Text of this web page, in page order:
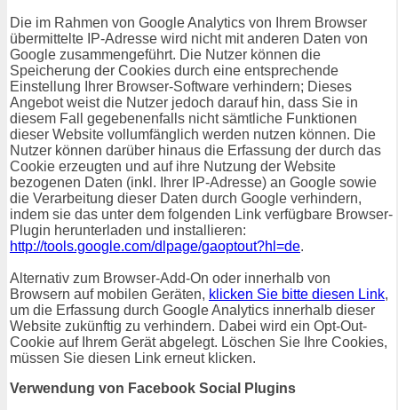
Die im Rahmen von Google Analytics von Ihrem Browser
übermittelte IP-Adresse wird nicht mit anderen Daten von
Google zusammengeführt. Die Nutzer können die
Speicherung der Cookies durch eine entsprechende
Einstellung Ihrer Browser-Software verhindern; Dieses
Angebot weist die Nutzer jedoch darauf hin, dass Sie in
diesem Fall gegebenenfalls nicht sämtliche Funktionen
dieser Website vollumfänglich werden nutzen können. Die
Nutzer können darüber hinaus die Erfassung der durch das
Cookie erzeugten und auf ihre Nutzung der Website
bezogenen Daten (inkl. Ihrer IP-Adresse) an Google sowie
die Verarbeitung dieser Daten durch Google verhindern,
indem sie das unter dem folgenden Link verfügbare Browser-
Plugin herunterladen und installieren:
http://tools.google.com/dlpage/gaoptout?hl=de.
Alternativ zum Browser-Add-On oder innerhalb von
Browsern auf mobilen Geräten, klicken Sie bitte diesen Link,
um die Erfassung durch Google Analytics innerhalb dieser
Website zukünftig zu verhindern. Dabei wird ein Opt-Out-
Cookie auf Ihrem Gerät abgelegt. Löschen Sie Ihre Cookies,
müssen Sie diesen Link erneut klicken.
Verwendung von Facebook Social Plugins